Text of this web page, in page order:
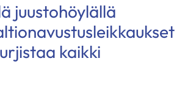
juustohöylällä
kaikki